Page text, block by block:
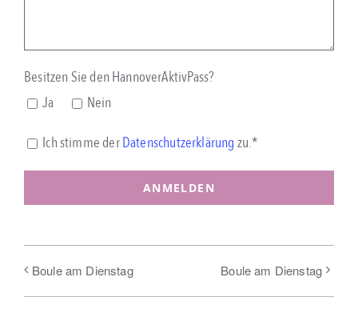
Besitzen Sie den HannoverAktivPass?
Ja
Nein
Ich stimme derDatenschutzerklärung zu.*
Boule am Dienstag Boule am Dienstag